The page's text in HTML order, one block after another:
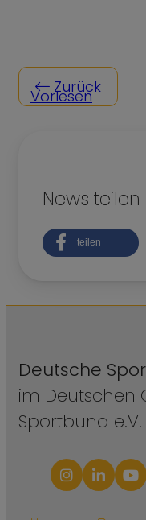
Zurück
Vorlesen
News teilen
teilen
Deutsche
im Deutschen
Sportbund e.V.